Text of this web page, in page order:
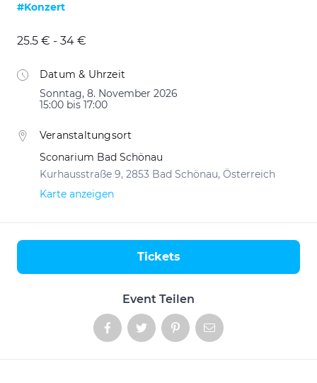
#Konzert
25.5 € - 34 €
Datum & Uhrzeit
Sonntag, 8. November 2026
15:00 bis 17:00
Veranstaltungsort
Sconarium Bad Schönau
Kurhausstraße 9, 2853 Bad Schönau, Österreich
Karte anzeigen
Event Teilen
Tickets